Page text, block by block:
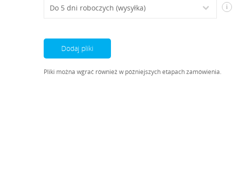
i
Dodaj pliki
Pliki można wgrać również w późniejszych etapach zamówienia.